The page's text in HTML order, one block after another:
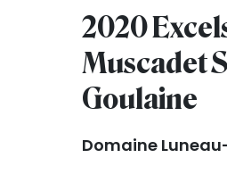
2020
Muscadet
Goulaine
Domaine